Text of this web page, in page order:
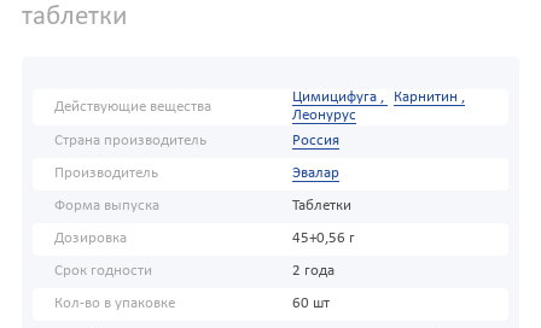
таблетки
Действующие вещества
Цимицифуга ,
Карнитин ,
Леонурус
Страна производитель
Россия
Производитель Эвалар
Форма выпуска Таблетки
Дозировка 45+0,56 г
Срок годности 2 года
Кол-во в упаковке 60 шт